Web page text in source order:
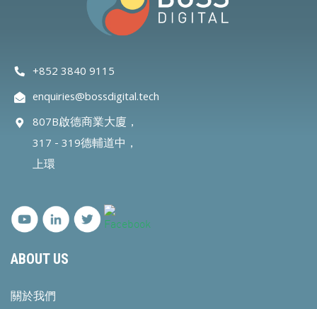
+852 3840 9115
enquiries@bossdigital.tech
807B啟德商業大廈，
317 - 319德輔道中，
上環
ABOUT US
關於我們